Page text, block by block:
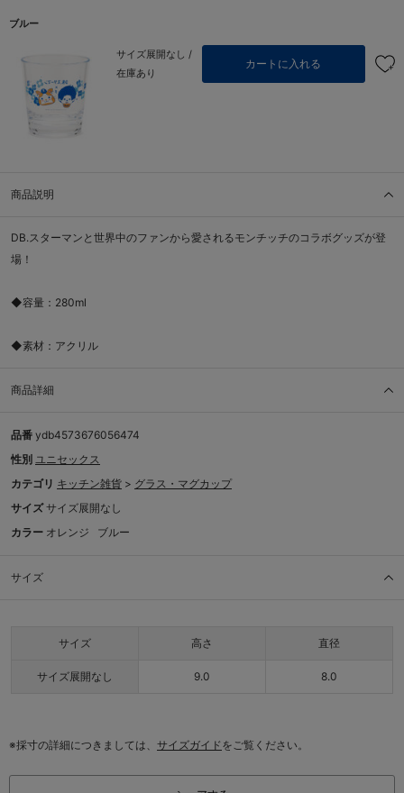
ブルー
サイズ展開なし /
在庫あり
カートに入れる
商品説明
DB.スターマンと世界中のファンから愛されるモンチッチのコラボグッズが登
場！
◆容量：280ml
◆素材：アクリル
商品詳細
品番 ydb4573676056474
性別 ユニセックス
カテゴリ キッチン雑貨 > グラス・マグカップ
サイズ サイズ展開なし
カラー オレンジ ブルー
サイズ
サイズ 高さ 直径
サイズ展開なし 9.0 8.0
※採寸の詳細につきましては、 サイズガイドをご覧ください。